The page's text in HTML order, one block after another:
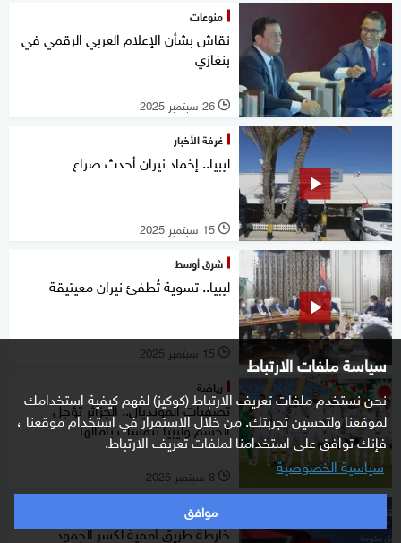
سياسة ملفات الارتباط
نحن نستخدم ملفات تعريف الارتباط (كوكيز) لفهم كيفية استخدامك
لموقعنا ولتحسين تجربتك. من خلال الاستمرار في استخدام موقعنا ،
فإنك توافق على استخدامنا لملفات تعريف الارتباط.
سياسية الخصوصية
موافق
منوعات
نقاش بشأن الإعلام العربي الرقمي في
بنغازي
l 26 سبتمبر 2025
غرفة الأخبار
ليبيا.. إخماد نيران أحدث صراع
l 15 سبتمبر 2025
شرق أوسط
ليبيا.. تسوية تُطفئ نيران معيتيقة
l 15 سبتمبر 2025
رياضة
تصفيات المونديال.. الجزائر تؤجل
الحسم وليبيا تتمسك بآمالها
l 8 سبتمبر 2025
شرق أوسط
خارطة طريق أممية لكسر الجمود